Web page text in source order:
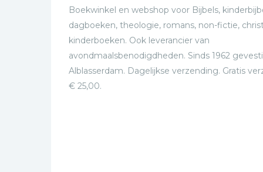
Boekwinkel en webshop voor Bijbels,
dagboeken, theologie, romans, non-fictie,
kinderboeken. Ook leverancier van
avondmaalsbenodigdheden. Sinds 1962
Alblasserdam. Dagelijkse verzending. Gratis
€ 25,00.